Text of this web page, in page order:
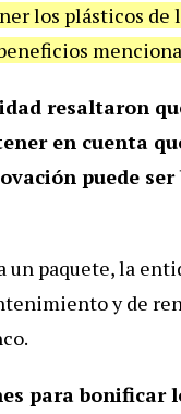
los plásticos de
resaltaron
en cuenta
puede
un paquete, la
y de
para bonificar